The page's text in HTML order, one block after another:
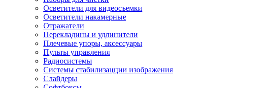
Осветители для видеосъемки
Осветители накамерные
Отражатели
Перекладины и удлинители
Плечевые упоры, аксессуары
Пульты управления
Радиосистемы
Системы стабилизацции изображения
Слайдеры